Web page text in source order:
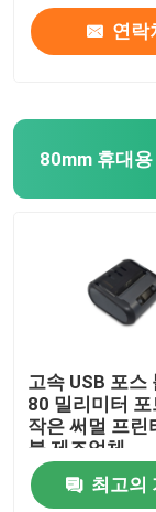
연락
80mm 휴대
고속 USB 포스
80 밀리미터 포
작은 써멀 프린
블 제조업체
최고의